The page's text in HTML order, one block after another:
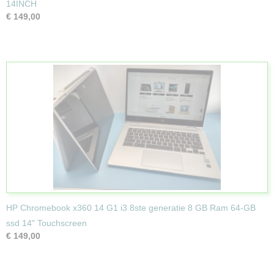
14INCH
€ 149,00
HP Chromebook x360 14 G1 i3 8ste generatie 8 GB Ram 64-GB
ssd 14" Touchscreen
€ 149,00